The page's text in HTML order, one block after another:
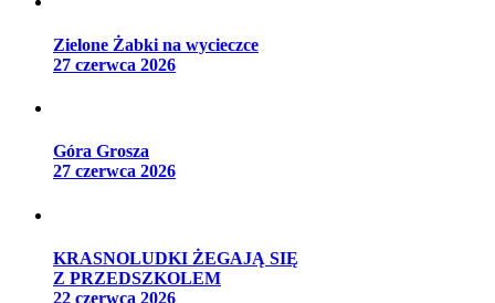
Zielone Żabki na wycieczce
27 czerwca 2026
Góra Grosza
27 czerwca 2026
KRASNOLUDKI ŻEGAJĄ SIĘ
Z PRZEDSZKOLEM
22 czerwca 2026